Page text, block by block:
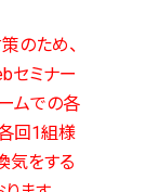
のため、
セミナー
ムでの各
各回1組様
気をする